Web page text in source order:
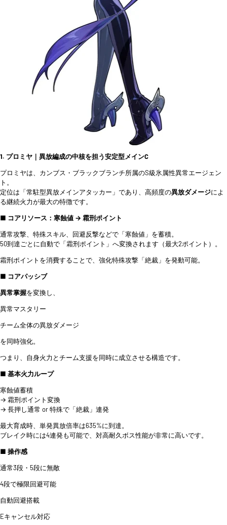
1. プロミヤ｜異放編成の中核を担う安定型メインC
プロミヤは、カンブス・ブラックブランチ所属のS級氷属性異常エージェン
ト。
定位は「常駐型異放メインアタッカー」であり、高頻度の異放ダメージによ
る継続火力が最大の特徴です。
■ コアリソース：寒蝕値 → 霜刑ポイント
通常攻撃、特殊スキル、回避反撃などで「寒蝕値」を蓄積。
50到達ごとに自動で「霜刑ポイント」へ変換されます（最大2ポイント）。
霜刑ポイントを消費することで、強化特殊攻撃「絶裁」を発動可能。
■ コアパッシブ
異常掌握を変換し、
異常マスタリー
チーム全体の異放ダメージ
を同時強化。
つまり、自身火力とチーム支援を同時に成立させる構造です。
■ 基本火力ループ
寒蝕値蓄積
→ 霜刑ポイント変換
→ 長押し通常 or 特殊で「絶裁」連発
最大育成時、単発異放倍率は635%に到達。
ブレイク時には4連発も可能で、対高耐久ボス性能が非常に高いです。
■ 操作感
通常3段・5段に無敵
4段で極限回避可能
自動回避搭載
Eキャンセル対応